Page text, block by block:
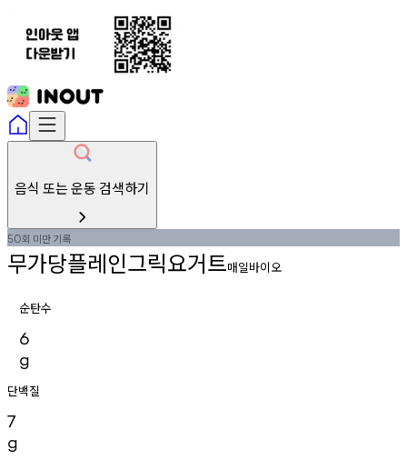
음식 또는 운동 검색하기
50회 미만기록
무가당플레인그릭요거트매일바이오
순탄수
6
g
단백질
7
g